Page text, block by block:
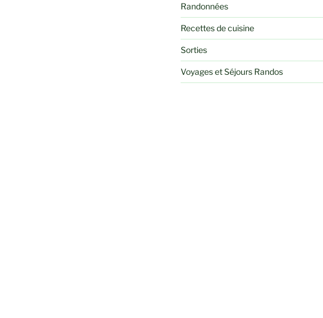
Randonnées
Recettes de cuisine
Sorties
Voyages et Séjours Randos